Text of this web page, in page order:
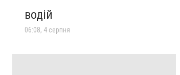
водій
06:08, 4 серпня